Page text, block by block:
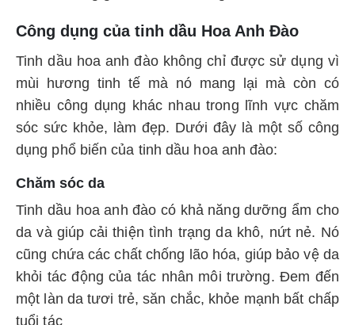
Công dụng của tinh dầu Hoa Anh Đào
Tinh dầu hoa anh đào không chỉ được sử dụng vì
mùi hương tinh tế mà nó mang lại mà còn có
nhiều công dụng khác nhau trong lĩnh vực chăm
sóc sức khỏe, làm đẹp. Dưới đây là một số công
dụng phổ biến của tinh dầu hoa anh đào:
Chăm sóc da
Tinh dầu hoa anh đào có khả năng dưỡng ẩm cho
da và giúp cải thiện tình trạng da khô, nứt nẻ. Nó
cũng chứa các chất chống lão hóa, giúp bảo vệ da
khỏi tác động của tác nhân môi trường. Đem đến
một làn da tươi trẻ, săn chắc, khỏe mạnh bất chấp
tuổi tác